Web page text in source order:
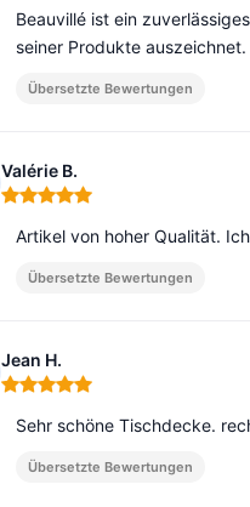
Beauvillé ist ein
seiner Produkte auszeichnet.
Übersetzte Bewertungen
Valérie B.
Hinweis: 5 von 5
Artikel von hoher Qualität.
Übersetzte Bewertungen
Jean H.
Hinweis: 5 von 5
Sehr schöne Tischdecke.
Übersetzte Bewertungen